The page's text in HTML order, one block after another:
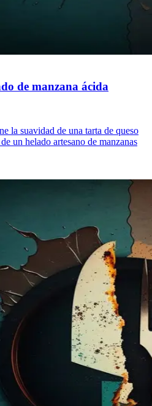
de manzana ácida
la suavidad de una tarta de queso
un helado artesano de manzanas